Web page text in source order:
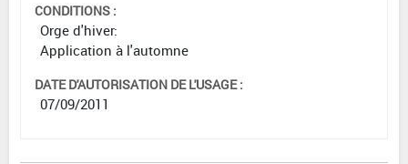
CONDITIONS :
Orge d'hiver:
Application à l'automne
DATE D'AUTORISATION DE L'USAGE :
07/09/2011